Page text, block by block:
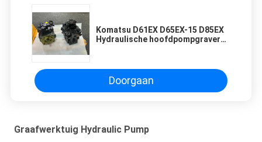
Komatsu D61EX D65EX-15 D85EX
Hydraulische hoofdpompgraver
Doorgaan
Graafwerktuig Hydraulic Pump